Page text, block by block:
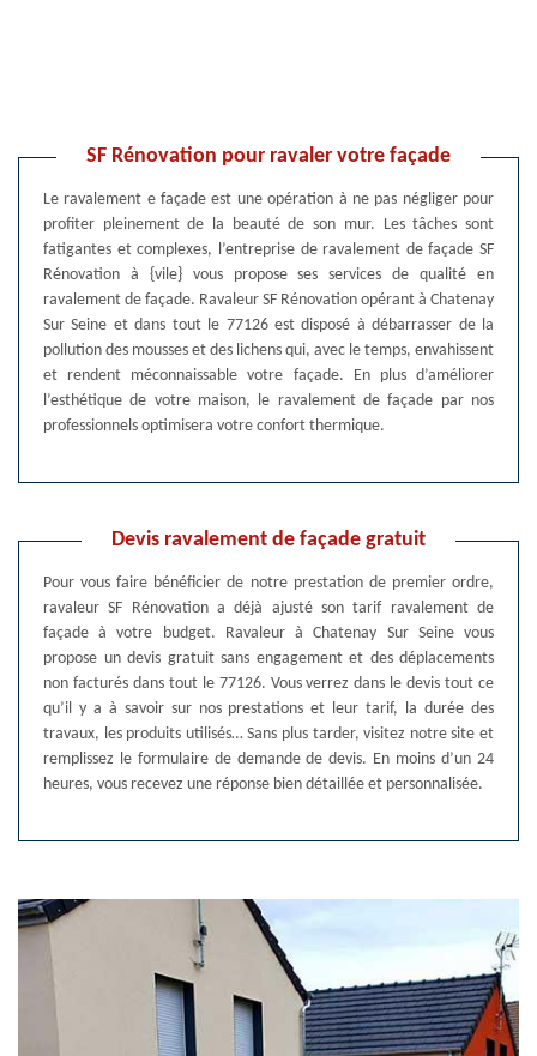
SF Rénovation pour ravaler votre façade
Le ravalement e façade est une opération à ne pas négliger pour
profiter pleinement de la beauté de son mur. Les tâches sont
fatigantes et complexes, l’entreprise de ravalement de façade SF
Rénovation à {vile} vous propose ses services de qualité en
ravalement de façade. Ravaleur SF Rénovation opérant à Chatenay
Sur Seine et dans tout le 77126 est disposé à débarrasser de la
pollution des mousses et des lichens qui, avec le temps, envahissent
et rendent méconnaissable votre façade. En plus d’améliorer
l’esthétique de votre maison, le ravalement de façade par nos
professionnels optimisera votre confort thermique.
Devis ravalement de façade gratuit
Pour vous faire bénéficier de notre prestation de premier ordre,
ravaleur SF Rénovation a déjà ajusté son tarif ravalement de
façade à votre budget. Ravaleur à Chatenay Sur Seine vous
propose un devis gratuit sans engagement et des déplacements
non facturés dans tout le 77126. Vous verrez dans le devis tout ce
qu’il y a à savoir sur nos prestations et leur tarif, la durée des
travaux, les produits utilisés… Sans plus tarder, visitez notre site et
remplissez le formulaire de demande de devis. En moins d’un 24
heures, vous recevez une réponse bien détaillée et personnalisée.